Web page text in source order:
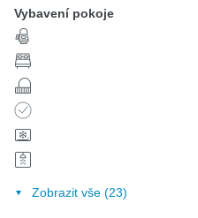
Vybavení pokoje
Zobrazit vše (23)